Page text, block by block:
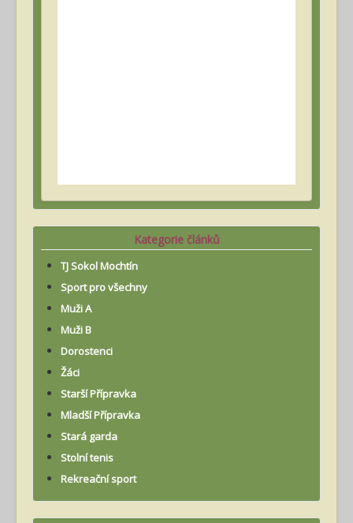
Kategorie článků
TJ Sokol Mochtín
Sport pro všechny
Muži A
Muži B
Dorostenci
Žáci
Starší Přípravka
Mladší Přípravka
Stará garda
Stolní tenis
Rekreační sport